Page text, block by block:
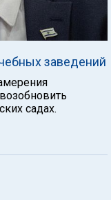
заведений
садах.